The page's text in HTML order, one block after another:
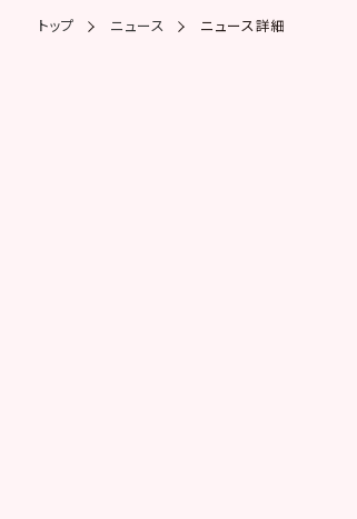
トップ ニュース ニュース詳細